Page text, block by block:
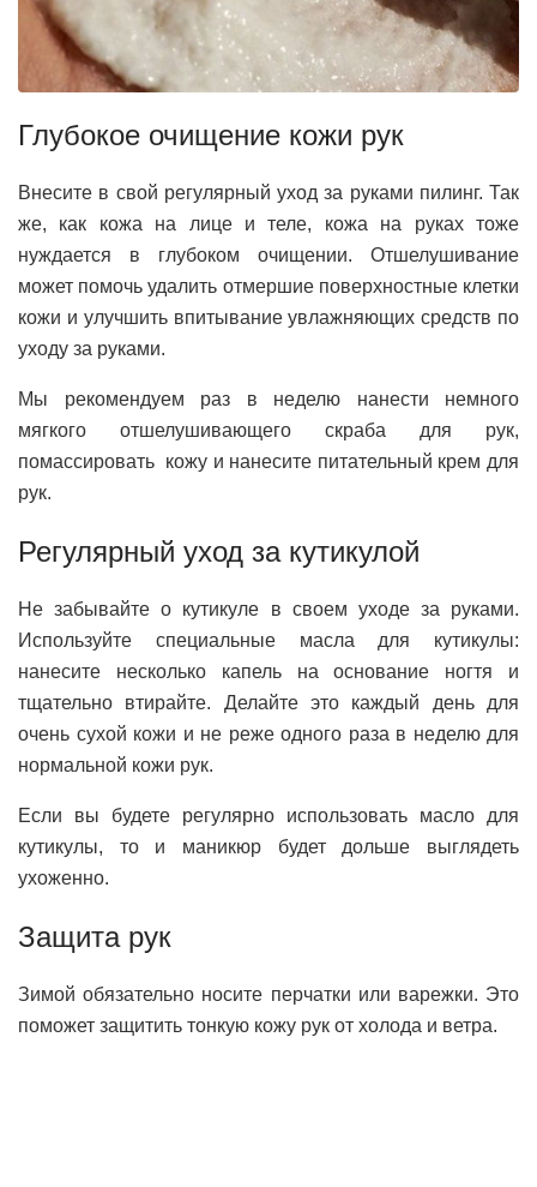
Глубокое очищение кожи рук
Внесите в свой регулярный уход за руками пилинг. Так
же, как кожа на лице и теле, кожа на руках тоже
нуждается в глубоком очищении. Отшелушивание
может помочь удалить отмершие поверхностные клетки
кожи и улучшить впитывание увлажняющих средств по
уходу за руками.
Мы рекомендуем раз в неделю нанести немного
мягкого отшелушивающего скраба для рук,
помассировать кожу и нанесите питательный крем для
рук.
Регулярный уход за кутикулой
Не забывайте о кутикуле в своем уходе за руками.
Используйте специальные масла для кутикулы:
нанесите несколько капель на основание ногтя и
тщательно втирайте. Делайте это каждый день для
очень сухой кожи и не реже одного раза в неделю для
нормальной кожи рук.
Если вы будете регулярно использовать масло для
кутикулы, то и маникюр будет дольше выглядеть
ухоженно.
Защита рук
Зимой обязательно носите перчатки или варежки. Это
поможет защитить тонкую кожу рук от холода и ветра.